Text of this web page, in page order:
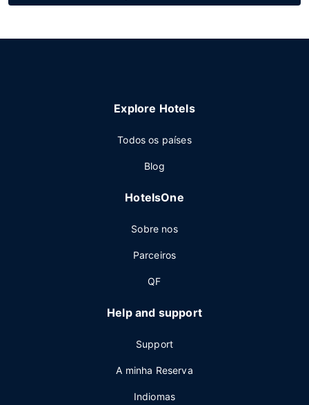
Explore Hotels
Todos os países
Blog
HotelsOne
Sobre nos
Parceiros
QF
Help and support
Support
A minha Reserva
Indiomas